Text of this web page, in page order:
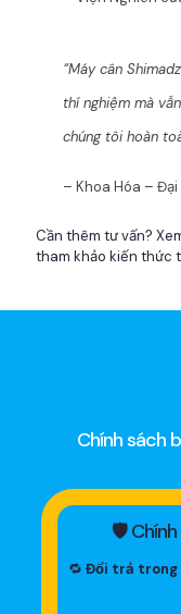
“Máy cân
thí nghiệm mà
chúng tôi hoàn
– Khoa Hóa –
Cần thêm tư vấn?
tham khảo kiến thức
Chính sách
🛡 Chính
🔁 Đổi trả trong